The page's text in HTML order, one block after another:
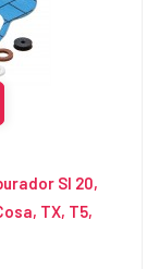
SI 20,
TX, T5,